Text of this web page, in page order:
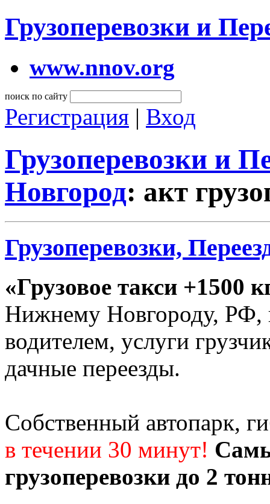
Грузоперевозки и
www.nnov.org
поиск по сайту
Регистрация | Вход
Грузоперевозки и
Новгород: акт
Грузоперевозки,
«Грузовое такси +1500
Нижнему Новгороду, РФ,
водителем, услуги
дачные переезды.
Собственный автопарк,
в течении 30 минут!
грузоперевозки до 2